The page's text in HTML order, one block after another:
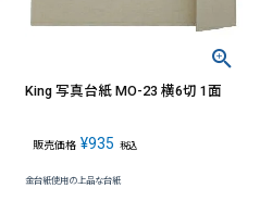
King 写真台紙 MO-23 横6切 1面
販売価格 ¥935 税込
金台紙使用の上品な台紙